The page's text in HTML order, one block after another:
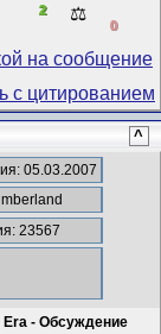
2 ⚖️
0
^
05.03.2007
23567
Era - Обсуждение